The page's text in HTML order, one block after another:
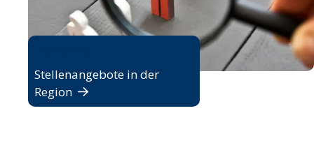
Stellenangebote in der
Region